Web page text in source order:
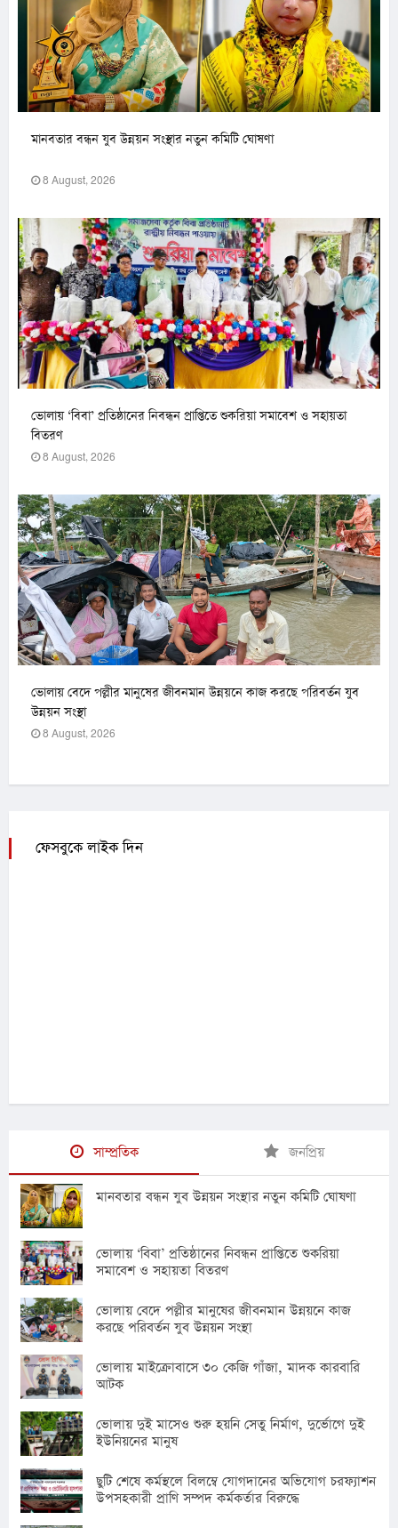
মানবতার বন্ধন যুব উন্নয়ন সংস্থার নতুন কমিটি ঘোষণা
8 August, 2026
ভোলায় ‘বিবা’ প্রতিষ্ঠানের নিবন্ধন প্রাপ্তিতে শুকরিয়া সমাবেশ ও সহায়তা
বিতরণ
8 August, 2026
ভোলায় বেদে পল্লীর মানুষের জীবনমান উন্নয়নে কাজ করছে পরিবর্তন যুব
উন্নয়ন সংস্থা
8 August, 2026
ফেসবুকে লাইক দিন
সাম্প্রতিক জনপ্রিয়
মানবতার বন্ধন যুব উন্নয়ন সংস্থার নতুন কমিটি ঘোষণা
ভোলায় ‘বিবা’ প্রতিষ্ঠানের নিবন্ধন প্রাপ্তিতে শুকরিয়া
সমাবেশ ও সহায়তা বিতরণ
ভোলায় বেদে পল্লীর মানুষের জীবনমান উন্নয়নে কাজ
করছে পরিবর্তন যুব উন্নয়ন সংস্থা
ভোলায় মাইক্রোবাসে ৩০ কেজি গাঁজা, মাদক কারবারি
আটক
ভোলায় দুই মাসেও শুরু হয়নি সেতু নির্মাণ, দুর্ভোগে দুই
ইউনিয়নের মানুষ
ছুটি শেষে কর্মস্থলে বিলম্বে যোগদানের অভিযোগ চরফ্যাশন
উপসহকারী প্রাণি সম্পদ কর্মকর্তার বিরুদ্ধে